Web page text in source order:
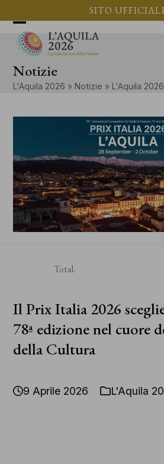
al
contenuto
SITO
Apri
menu
Chiudi
menu
Notizie
L'Aquila 2026 » Notizie » L'Aquila 2026
Total.
Il Prix Italia 2026
78ª edizione nel cuore
della Cultura
9 Aprile 2026 L'Aquila